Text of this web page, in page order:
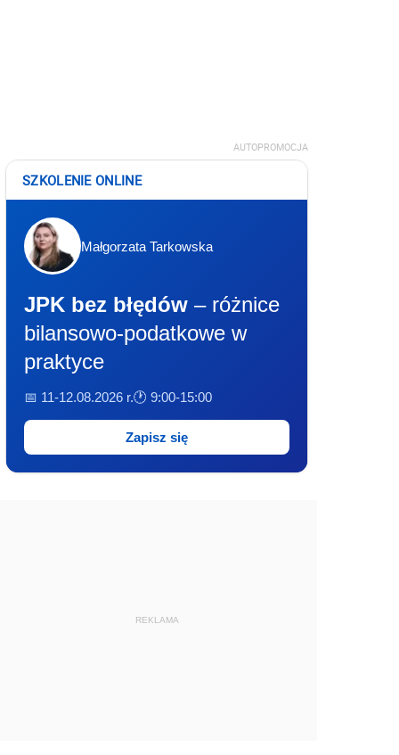
AUTOPROMOCJA
SZKOLENIE ONLINE
Małgorzata Tarkowska
JPK bez błędów – różnice
bilansowo-podatkowe w
praktyce
📅 11-12.08.2026 r.🕐 9:00-15:00
Zapisz się
REKLAMA